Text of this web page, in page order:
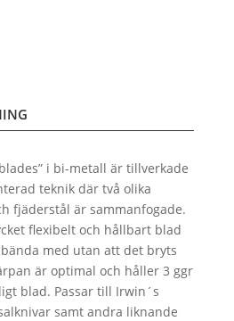
i bi-metall är tillverkade
teknik där två olika
fjäderstål är sammanfogade.
flexibelt och hållbart blad
med utan att det bryts
är optimal och håller 3 ggr
blad. Passar till Irwin´s
samt andra liknande